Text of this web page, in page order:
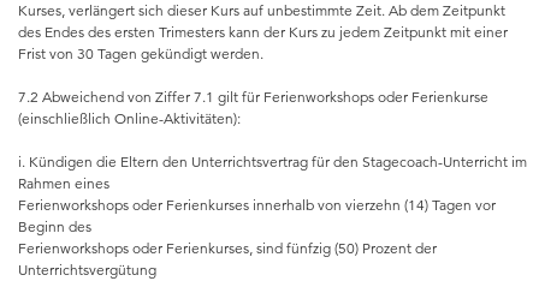
Kurses, verlängert sich dieser Kurs auf unbestimmte Zeit. Ab dem Zeitpunkt
des Endes des ersten Trimesters kann der Kurs zu jedem Zeitpunkt mit einer
Frist von 30 Tagen gekündigt werden.
7.2 Abweichend von Ziffer 7.1 gilt für Ferienworkshops oder Ferienkurse
(einschließlich Online-Aktivitäten):
i. Kündigen die Eltern den Unterrichtsvertrag für den Stagecoach-Unterricht im
Rahmen eines
Ferienworkshops oder Ferienkurses innerhalb von vierzehn (14) Tagen vor
Beginn des
Ferienworkshops oder Ferienkurses, sind fünfzig (50) Prozent der
Unterrichtsvergütung